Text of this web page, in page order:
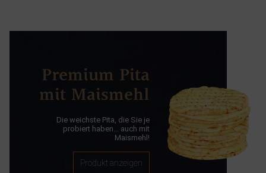
Premium Pita
mit Maismehl
Die weichste Pita, die Sie je
probiert haben... auch mit
Maismehl!
Produkt anzeigen